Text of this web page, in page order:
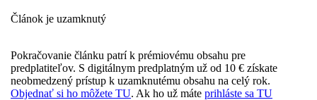
Článok je uzamknutý
Pokračovanie článku patrí k prémiovému obsahu pre
predplatiteľov. S digitálnym predplatným už od 10 € získate
neobmedzený prístup k uzamknutému obsahu na celý rok.
Objednať si ho môžete TU. Ak ho už máte prihláste sa TU